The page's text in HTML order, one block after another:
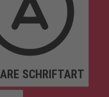
SCHRIFTART